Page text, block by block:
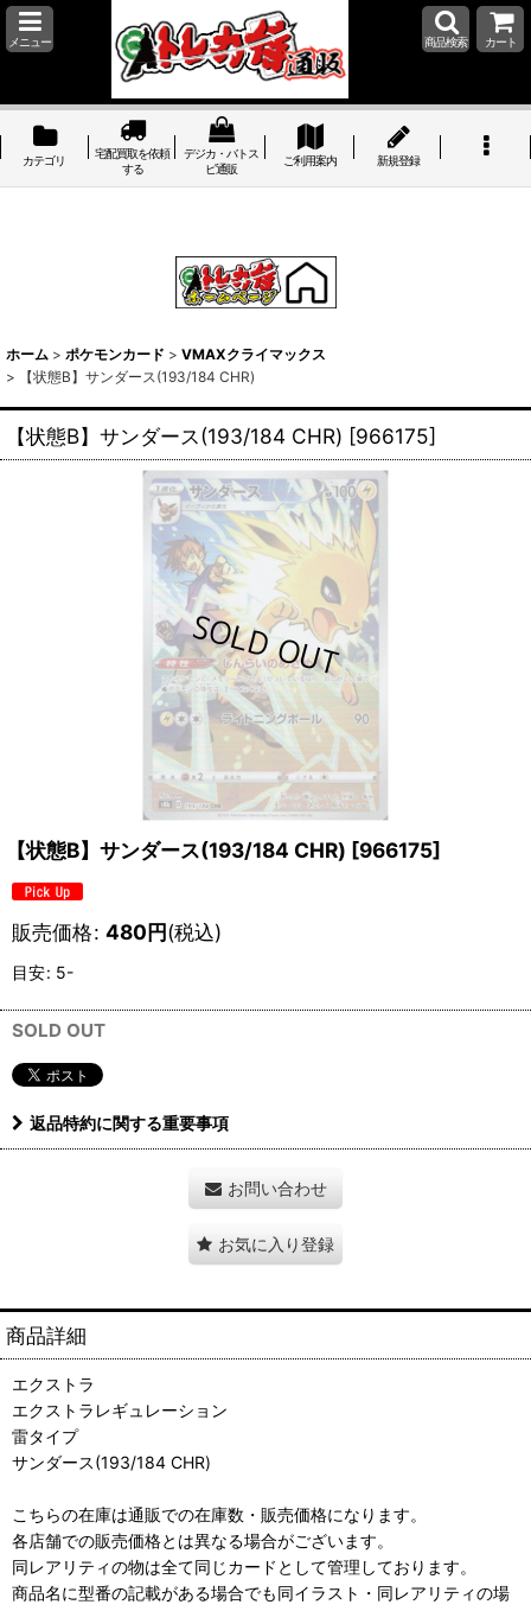
メニュー 商品検索 カート
カテゴリ
宅配買取を依頼
する
デジカ・バトス
ピ通販
ご利用案内 新規登録
ホーム > ポケモンカード > VMAXクライマックス
>
【状態B】サンダース(193/184 CHR)
【状態B】サンダース(193/184 CHR) [966175]
【状態B】サンダース(193/184 CHR) [966175]
販売価格: 480円(税込)
目安: 5-
SOLD OUT
返品特約に関する重要事項
お問い合わせ
お気に入り登録
商品詳細
エクストラ
エクストラレギュレーション
雷タイプ
サンダース(193/184 CHR)
こちらの在庫は通販での在庫数・販売価格になります。
各店舗での販売価格とは異なる場合がございます。
同レアリティの物は全て同じカードとして管理しております。
商品名に型番の記載がある場合でも同イラスト・同レアリティの場